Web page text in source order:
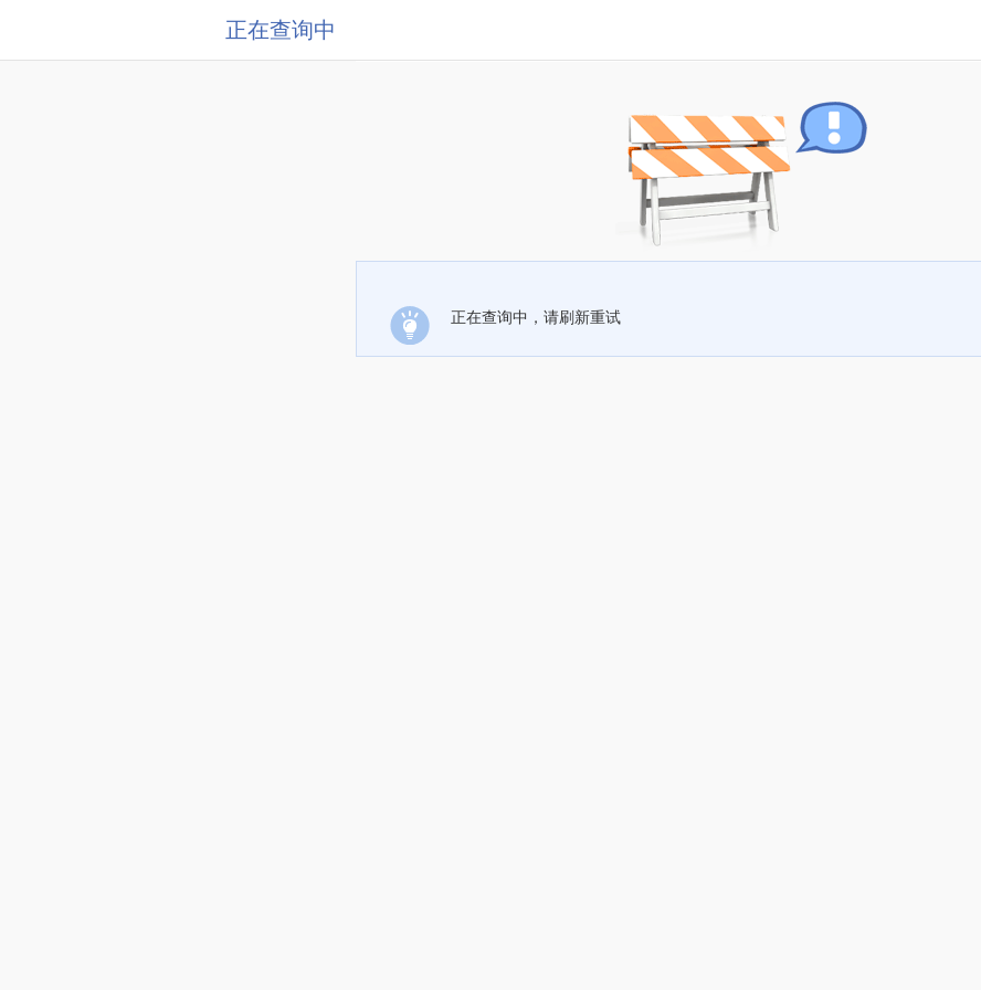
正在查询中
正在查询中，请刷新重试